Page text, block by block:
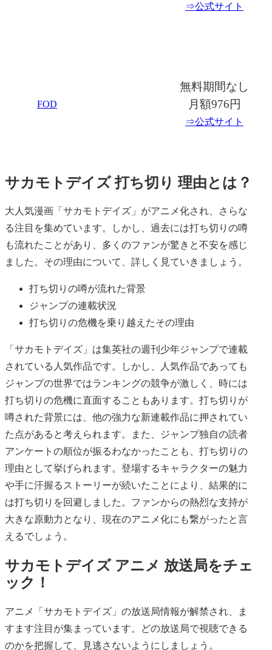
⇒公式サイト
FOD
無料期間なし
月額976円
⇒公式サイト
サカモトデイズ 打ち切り 理由とは？
大人気漫画「サカモトデイズ」がアニメ化され、さらな
る注目を集めています。しかし、過去には打ち切りの噂
も流れたことがあり、多くのファンが驚きと不安を感じ
ました。その理由について、詳しく見ていきましょう。
打ち切りの噂が流れた背景
ジャンプの連載状況
打ち切りの危機を乗り越えたその理由
「サカモトデイズ」は集英社の週刊少年ジャンプで連載
されている人気作品です。しかし、人気作品であっても
ジャンプの世界ではランキングの競争が激しく、時には
打ち切りの危機に直面することもあります。打ち切りが
噂された背景には、他の強力な新連載作品に押されてい
た点があると考えられます。また、ジャンプ独自の読者
アンケートの順位が振るわなかったことも、打ち切りの
理由として挙げられます。登場するキャラクターの魅力
や手に汗握るストーリーが続いたことにより、結果的に
は打ち切りを回避しました。ファンからの熱烈な支持が
大きな原動力となり、現在のアニメ化にも繋がったと言
えるでしょう。
サカモトデイズ アニメ 放送局をチェ
ック！
アニメ「サカモトデイズ」の放送局情報が解禁され、ま
すます注目が集まっています。どの放送局で視聴できる
のかを把握して、見逃さないようにしましょう。